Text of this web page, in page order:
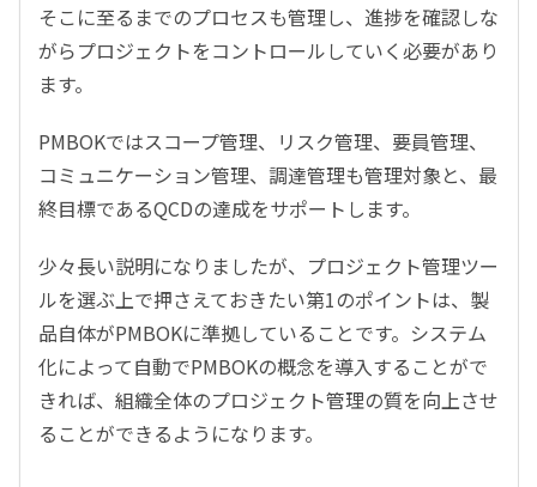
そこに至るまでのプロセスも管理し、進捗を確認しな
がらプロジェクトをコントロールしていく必要があり
ます。
PMBOKではスコープ管理、リスク管理、要員管理、
コミュニケーション管理、調達管理も管理対象と、最
終目標であるQCDの達成をサポートします。
少々長い説明になりましたが、プロジェクト管理ツー
ルを選ぶ上で押さえておきたい第1のポイントは、製
品自体がPMBOKに準拠していることです。システム
化によって自動でPMBOKの概念を導入することがで
きれば、組織全体のプロジェクト管理の質を向上させ
ることができるようになります。